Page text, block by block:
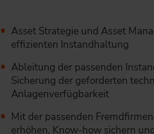
Asset Strategie und Asset
effizienten ­Instandhaltung
Ableitung der passenden
Sicherung der geforderten
Anlagenverfügbarkeit
Mit der passenden
erhöhen, Know-how sichern